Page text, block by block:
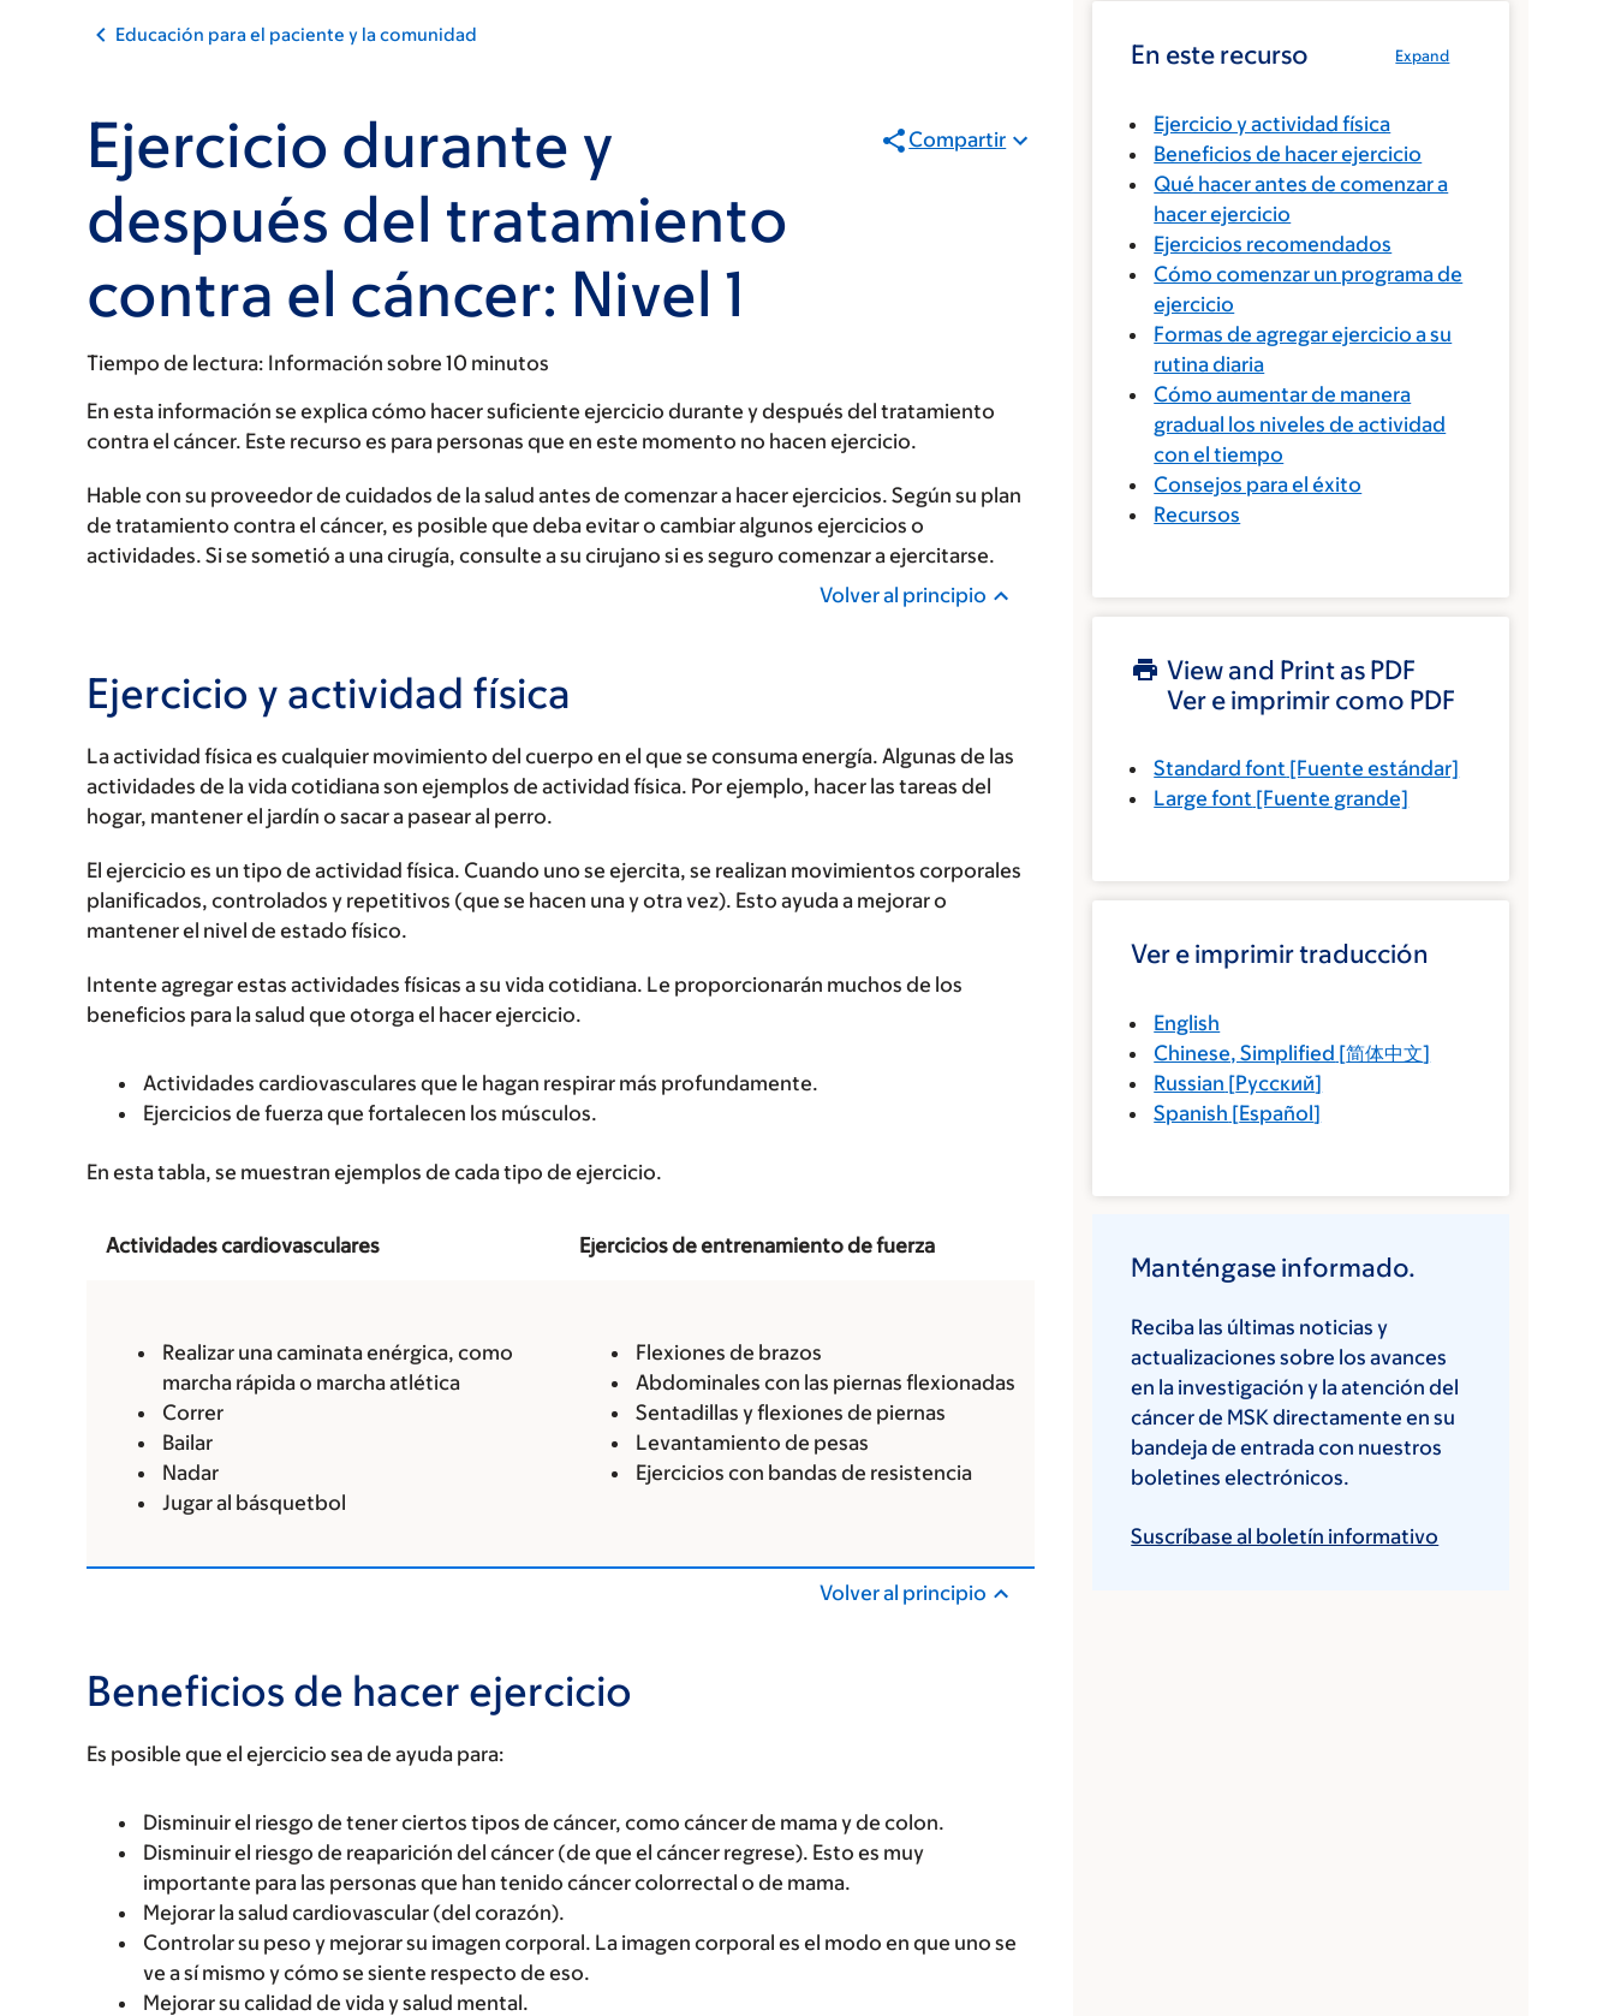
Educación para el paciente y la comunidad
Ejercicio durante y
después del tratamiento
contra el cáncer: Nivel 1
Compartir
Tiempo de lectura: Información sobre 10 minutos
En esta información se explica cómo hacer suficiente ejercicio durante y después del tratamiento
contra el cáncer. Este recurso es para personas que en este momento no hacen ejercicio.
Hable con su proveedor de cuidados de la salud antes de comenzar a hacer ejercicios. Según su plan
de tratamiento contra el cáncer, es posible que deba evitar o cambiar algunos ejercicios o
actividades. Si se sometió a una cirugía, consulte a su cirujano si es seguro comenzar a ejercitarse.
Volver al principio
Ejercicio y actividad física
La actividad física es cualquier movimiento del cuerpo en el que se consuma energía. Algunas de las
actividades de la vida cotidiana son ejemplos de actividad física. Por ejemplo, hacer las tareas del
hogar, mantener el jardín o sacar a pasear al perro.
El ejercicio es un tipo de actividad física. Cuando uno se ejercita, se realizan movimientos corporales
planificados, controlados y repetitivos (que se hacen una y otra vez). Esto ayuda a mejorar o
mantener el nivel de estado físico.
Intente agregar estas actividades físicas a su vida cotidiana. Le proporcionarán muchos de los
beneficios para la salud que otorga el hacer ejercicio.
Actividades cardiovasculares que le hagan respirar más profundamente.
Ejercicios de fuerza que fortalecen los músculos.
En esta tabla, se muestran ejemplos de cada tipo de ejercicio.
Actividades cardiovasculares Ejercicios de entrenamiento de fuerza
Realizar una caminata enérgica, como
marcha rápida o marcha atlética
Correr
Bailar
Nadar
Jugar al básquetbol
Flexiones de brazos
Abdominales con las piernas flexionadas
Sentadillas y flexiones de piernas
Levantamiento de pesas
Ejercicios con bandas de resistencia
Volver al principio
Beneficios de hacer ejercicio
Es posible que el ejercicio sea de ayuda para:
Disminuir el riesgo de tener ciertos tipos de cáncer, como cáncer de mama y de colon.
Disminuir el riesgo de reaparición del cáncer (de que el cáncer regrese). Esto es muy
importante para las personas que han tenido cáncer colorrectal o de mama.
Mejorar la salud cardiovascular (del corazón).
Controlar su peso y mejorar su imagen corporal. La imagen corporal es el modo en que uno se
ve a sí mismo y cómo se siente respecto de eso.
Mejorar su calidad de vida y salud mental.
Expand
En este recurso
Ejercicio y actividad física
Beneficios de hacer ejercicio
Qué hacer antes de comenzar a
hacer ejercicio
Ejercicios recomendados
Cómo comenzar un programa de
ejercicio
Formas de agregar ejercicio a su
rutina diaria
Cómo aumentar de manera
gradual los niveles de actividad
con el tiempo
Consejos para el éxito
Recursos
View and Print as PDF
Ver e imprimir como PDF
Standard font [Fuente estándar]
Large font [Fuente grande]
Ver e imprimir traducción
English
Chinese, Simplified [简体中文]
Russian [Русский]
Spanish [Español]
Manténgase informado.
Reciba las últimas noticias y
actualizaciones sobre los avances
en la investigación y la atención del
cáncer de MSK directamente en su
bandeja de entrada con nuestros
boletines electrónicos.
Suscríbase al boletín informativo